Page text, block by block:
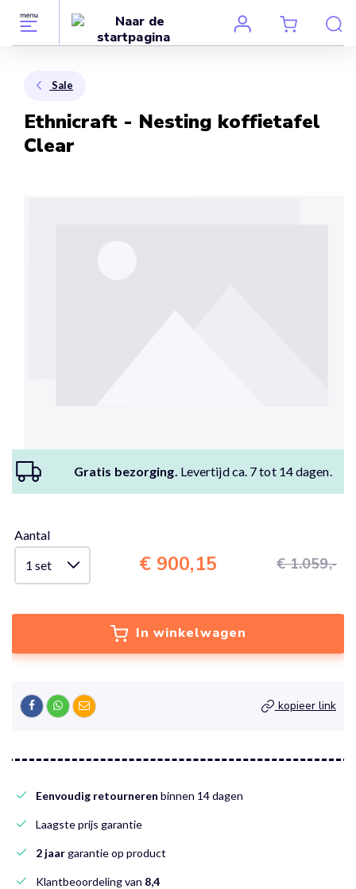
Sale
Ethnicraft - Nesting koffietafel
Clear
Gratis bezorging. Levertijd ca. 7 tot 14 dagen.
Aantal
€ 1.059,-
€ 900,15
In winkelwagen
kopieer link
Eenvoudig retourneren binnen 14 dagen
Laagste prijs garantie
2 jaargarantie op product
Klantbeoordeling van 8,4